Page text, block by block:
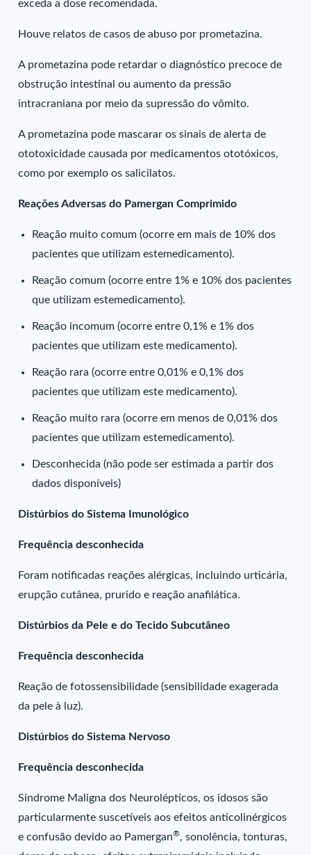
exceda a dose recomendada.
Houve relatos de casos de abuso por prometazina.
A prometazina pode retardar o diagnóstico precoce de
obstrução intestinal ou aumento da pressão
intracraniana por meio da supressão do vômito.
A prometazina pode mascarar os sinais de alerta de
ototoxicidade causada por medicamentos ototóxicos,
como por exemplo os salicilatos.
Reações Adversas do Pamergan Comprimido
Reação muito comum (ocorre em mais de 10% dos
pacientes que utilizam estemedicamento).
Reação comum (ocorre entre 1% e 10% dos pacientes
que utilizam estemedicamento).
Reação incomum (ocorre entre 0,1% e 1% dos
pacientes que utilizam este medicamento).
Reação rara (ocorre entre 0,01% e 0,1% dos
pacientes que utilizam este medicamento).
Reação muito rara (ocorre em menos de 0,01% dos
pacientes que utilizam estemedicamento).
Desconhecida (não pode ser estimada a partir dos
dados disponíveis)
Distúrbios do Sistema Imunológico
Frequência desconhecida
Foram notificadas reações alérgicas, incluindo urticária,
erupção cutânea, prurido e reação anafilática.
Distúrbios da Pele e do Tecido Subcutâneo
Frequência desconhecida
Reação de fotossensibilidade (sensibilidade exagerada
da pele à luz).
Distúrbios do Sistema Nervoso
Frequência desconhecida
Síndrome Maligna dos Neurolépticos, os idosos são
particularmente suscetíveis aos efeitos anticolinérgicos
e confusão devido ao Pamergan®, sonolência, tonturas,